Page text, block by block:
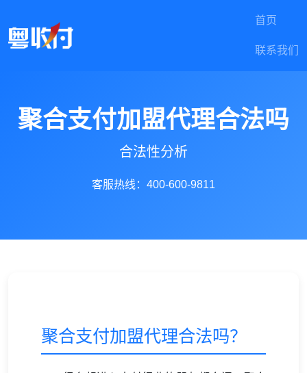
首页
联系我们
聚合支付加盟代理合法吗
合法性分析
客服热线：400-600-9811
聚合支付加盟代理合法吗？